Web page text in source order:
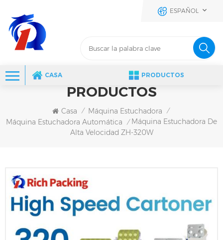
ESPAÑOL
CASA PRODUCTOS
PRODUCTOS
Casa / Máquina Estuchadora /
Máquina Estuchadora Automática / Máquina Estuchadora De
Alta Velocidad ZH-320W